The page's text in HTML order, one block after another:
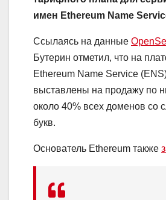
имен Ethereum Name
Ссылаясь на данные
Бутерин отметил, что на
Ethereum Name Service
выставлены на продажу по
около 40% всех доменов со
букв.
Основатель Ethereum также